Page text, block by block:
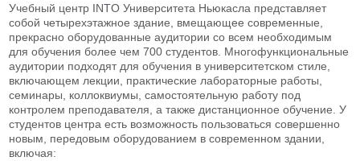
Учебный центр INTO Университета Ньюкасла представляет
собой четырехэтажное здание, вмещающее современные,
прекрасно оборудованные аудитории со всем необходимым
для обучения более чем 700 студентов. Многофункциональные
аудитории подходят для обучения в университетском стиле,
включающем лекции, практические лабораторные работы,
семинары, коллоквиумы, самостоятельную работу под
контролем преподавателя, а также дистанционное обучение. У
студентов центра есть возможность пользоваться совершенно
новым, передовым оборудованием в современном здании,
включая: